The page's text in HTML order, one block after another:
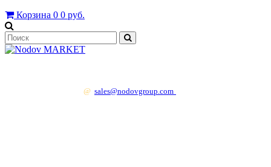
Корзина 0 0 руб.
@ sales@nodovgroup.com